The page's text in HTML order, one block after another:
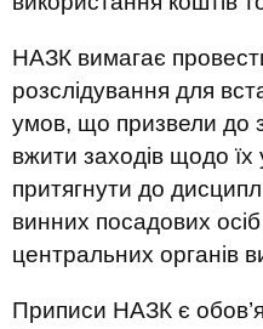
НАЗК вимагає
розслідування для
умов, що призвели до
вжити заходів щодо
притягнути до
винних посадових
центральних органів
Приписи НАЗК є